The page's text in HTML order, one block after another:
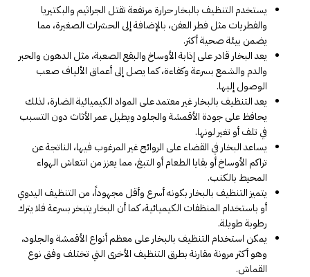
يستخدم التنظيف بالبخار حرارة مرتفعة تقتل الجراثيم والبكتيريا
والفطريات مثل فطر العفن، بالإضافة إلى الحشرات الصغيرة، مما
يضمن بيئة صحية أكثر.
يعد البخار قادر على إذابة الأوساخ والبقع الصعبة، مثل الدهون والحبر
والدم والشمع بسرعة وكفاءة، كما يصل إلى أعماق الألياف صعب
الوصول إليها.
يعد التنظيف بالبخار غير معتمد على المواد الكيميائية الضارة، لذلك
يحافظ على جودة الأقمشة والجلود ويطيل عمر الأثاث دون التسبب
في تلف أو تغير لونها.
يساعد البخار في القضاء على الروائح غير المرغوب فيها، الناتجة عن
تراكم الأوساخ أو بقايا الطعام أو التبغ، مما يعزز من انتعاش الهواء
المحيط بالكنب.
يتميز التنظيف بالبخار بكونه أسرع وأقل مجهوداً، من التنظيف اليدوي
أو باستخدام المنظفات الكيميائية، كما أن البخار يتبخر بسرعة فلا يترك
رطوبة طويلة.
يمكن استخدام التنظيف بالبخار على معظم أنواع الأقمشة والجلود،
وهو أكثر مرونة مقارنة بطرق التنظيف الأخرى التي تختلف وفق نوع
القماش.